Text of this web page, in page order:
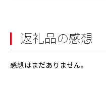
返礼品の感想
感想はまだありません。